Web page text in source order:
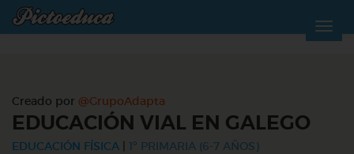
Creado por @GrupoAdapta
EDUCACIÓN VIAL EN GALEGO
EDUCACIÓN FÍSICA 1º PRIMARIA (6-7 AÑOS)